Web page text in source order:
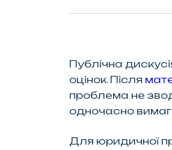
Публічна
оцінок. Після
проблема не
одночасно
Для юридичної